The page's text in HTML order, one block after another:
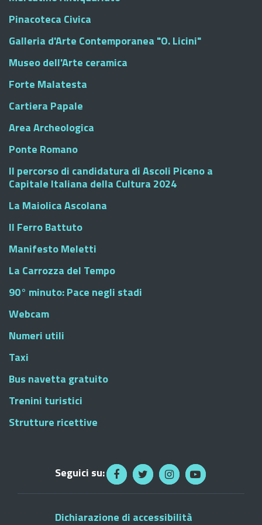
Pinacoteca Civica
Galleria d'Arte Contemporanea "O. Licini"
Museo dell'Arte ceramica
Forte Malatesta
Cartiera Papale
Area Archeologica
Ponte Romano
Il percorso di candidatura di Ascoli Piceno a
Capitale Italiana della Cultura 2024
La Maiolica Ascolana
Il Ferro Battuto
Manifesto Meletti
La Carrozza del Tempo
90° minuto: Pace negli stadi
Webcam
Numeri utili
Taxi
Bus navetta gratuito
Trenini turistici
Strutture ricettive
Seguici su:
Dichiarazione di accessibilità